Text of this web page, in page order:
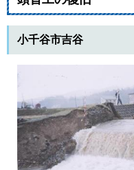
小千谷市吉谷